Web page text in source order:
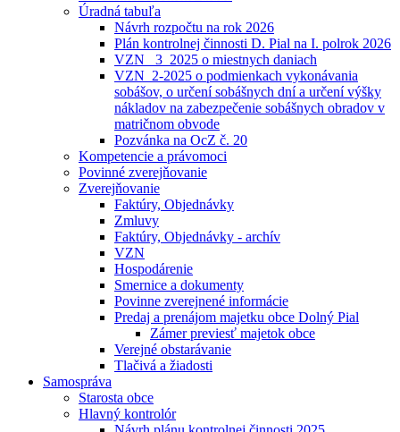
Úradná tabuľa
Návrh rozpočtu na rok 2026
Plán kontrolnej činnosti D. Pial na I. polrok 2026
VZN _3_2025 o miestnych daniach
VZN_2-2025 o podmienkach vykonávania
sobášov, o určení sobášnych dní a určení výšky
nákladov na zabezpečenie sobášnych obradov v
matričnom obvode
Pozvánka na OcZ č. 20
Kompetencie a právomoci
Povinné zverejňovanie
Zverejňovanie
Faktúry, Objednávky
Zmluvy
Faktúry, Objednávky - archív
VZN
Hospodárenie
Smernice a dokumenty
Povinne zverejnené informácie
Predaj a prenájom majetku obce Dolný Pial
Zámer previesť majetok obce
Verejné obstarávanie
Tlačivá a žiadosti
Samospráva
Starosta obce
Hlavný kontrolór